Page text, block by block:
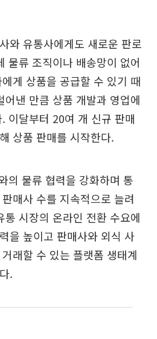
와 유통사에게도 새로운 판로
물류 조직이나 배송망이 없어
게 상품을 공급할 수 있기 때
낸 만큼 상품 개발과 영업에
이달부터 20여 개 신규 판매
상품 판매를 시작한다.
의 물류 협력을 강화하며 통
매사 수를 지속적으로 늘려
통 시장의 온라인 전환 수요에
을 높이고 판매사와 외식 사
래할 수 있는 플랫폼 생태계
.